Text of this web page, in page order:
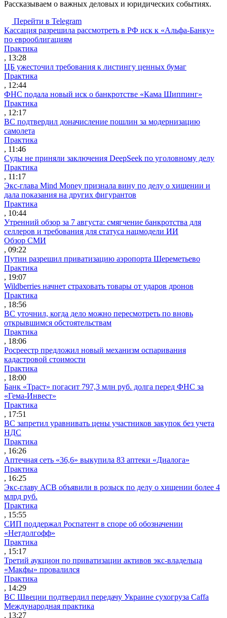
Рассказываем о важных деловых и юридических событиях.
Перейти в Telegram
Кассация разрешила рассмотреть в РФ иск к «Альфа-Банку»
по еврооблигациям
Практика
, 13:28
ЦБ ужесточил требования к листингу ценных бумаг
Практика
, 12:44
ФНС подала новый иск о банкротстве «Кама Шиппинг»
Практика
, 12:17
ВС подтвердил доначисление пошлин за модернизацию
самолета
Практика
, 11:46
Суды не приняли заключения DeepSeek по уголовному делу
Практика
, 11:17
Экс-глава Mind Money признала вину по делу о хищении и
дала показания на других фигурантов
Практика
, 10:44
Утренний обзор за 7 августа: смягчение банкротства для
селлеров и требования для статуса нацмодели ИИ
Обзор СМИ
, 09:22
Путин разрешил приватизацию аэропорта Шереметьево
Практика
, 19:07
Wildberries начнет страховать товары от ударов дронов
Практика
, 18:56
ВС уточнил, когда дело можно пересмотреть по вновь
открывшимся обстоятельствам
Практика
, 18:06
Росреестр предложил новый механизм оспаривания
кадастровой стоимости
Практика
, 18:00
Банк «Траст» погасит 797,3 млн руб. долга перед ФНС за
«Гема-Инвест»
Практика
, 17:51
ВС запретил уравнивать цены участников закупок без учета
НДС
Практика
, 16:26
Аптечная сеть «36,6» выкупила 83 аптеки «Диалога»
Практика
, 16:25
Экс-главу АСВ объявили в розыск по делу о хищении более 4
млрд руб.
Практика
, 15:55
СИП поддержал Роспатент в споре об обозначении
«Нетдолгофф»
Практика
, 15:17
Третий аукцион по приватизации активов экс-владельца
«Макфы» провалился
Практика
, 14:29
ВС Швеции подтвердил передачу Украине сухогруза Caffa
Международная практика
, 13:27